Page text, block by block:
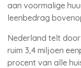
aan voormalige
leenbedrag
Nederland telt
ruim 3,4 miljoen
procent van alle